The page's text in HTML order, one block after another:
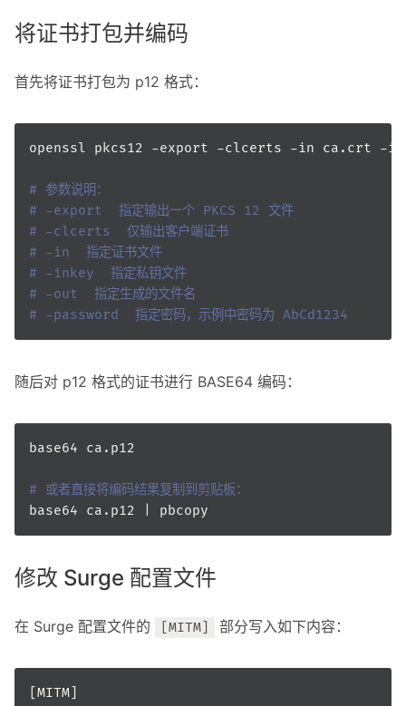
将证书打包并编码
首先将证书打包为 p12 格式：
# 参数说明：
# -export  指定输出一个 PKCS 12 文件
# -clcerts  仅输出客户端证书
# -in  指定证书文件
# -inkey  指定私钥文件
# -out  指定生成的文件名
# -password  指定密码，示例中密码为 AbCd1234
随后对 p12 格式的证书进行 BASE64 编码：
# 或者直接将编码结果复制到剪贴板：
修改 Surge 配置文件
在 Surge 配置文件的 [MITM] 部分写入如下内容：